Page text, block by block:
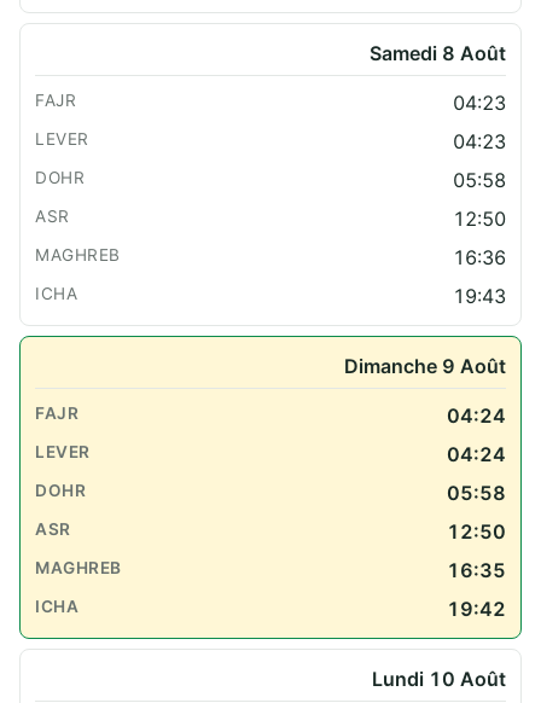
Samedi 8 Août
04:23
04:23
05:58
12:50
16:36
19:43
Dimanche 9 Août
04:24
04:24
05:58
12:50
16:35
19:42
Lundi 10 Août